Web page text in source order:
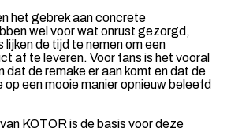
het gebrek aan concrete
wel voor wat onrust gezorgd,
lijken de tijd te nemen om een
af te leveren. Voor fans is het vooral
dat de remake er aan komt en dat de
een mooie manier opnieuw beleefd
KOTOR is de basis voor deze